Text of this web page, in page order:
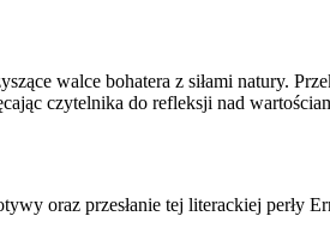
walce bohatera z siłami natury.
czytelnika do refleksji nad
oraz przesłanie tej literackiej perły